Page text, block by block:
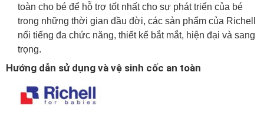
toàn cho bé để hỗ trợ tốt nhất cho sự phát triển của bé
trong những thời gian đầu đời, các sản phẩm của Richell
nổi tiếng đa chức năng, thiết kế bắt mắt, hiện đại và sang
trọng.
Hướng dẫn sử dụng và vệ sinh cốc an toàn